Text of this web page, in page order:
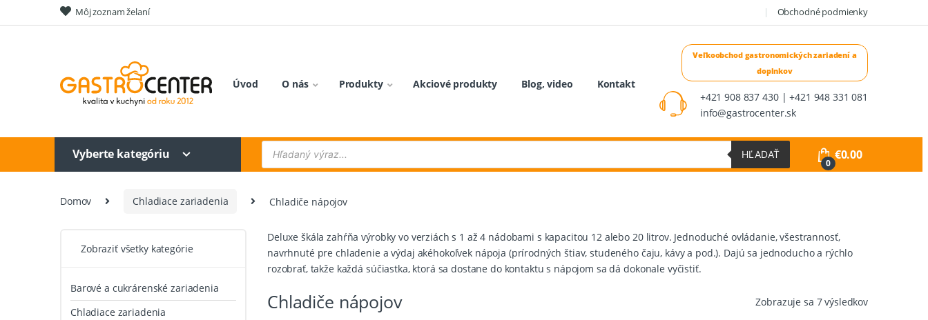
to
to
Môj zoznam želaní Obchodné podmienky
Úvod O nás Produkty Akciové produkty Blog, video
Kontakt
+421 908 837 430 | +421 948 331 081
info@gastrocenter.sk
Vyberte kategóriu
Products
search
HĽADAŤ
0
€0.00
Domov Chladiace zariadenia Chladiče nápojov
Deluxe škála zahŕňa výrobky vo verziách s 1 až 4 nádobami s kapacitou 12 alebo 20 litrov. Jednoduché ovládanie, všestrannosť,
navrhnuté pre chladenie a výdaj akéhokoľvek nápoja (prírodných štiav, studeného čaju, kávy a pod.). Dajú sa jednoducho a rýchlo
rozobrať, takže každá súčiastka, ktorá sa dostane do kontaktu s nápojom sa dá dokonale vyčistiť.
Chladiče nápojov Zobrazuje sa 7 výsledkovZoradené
Zobraziť všetky kategórie
Barové a cukrárenské zariadenia
Chladiace zariadenia